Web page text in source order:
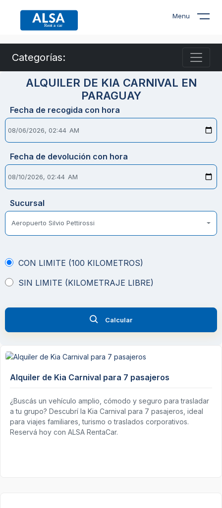
Menu
Categorías:
ALQUILER DE KIA CARNIVAL EN
PARAGUAY
Fecha de recogida con hora
Fecha de devolución con hora
Sucursal
Aeropuerto Silvio Pettirossi
CON LIMITE (100 KILOMETROS)
SIN LIMITE (KILOMETRAJE LIBRE)
Calcular
Alquiler de Kia Carnival para 7 pasajeros
¿Buscás un vehículo amplio, cómodo y seguro para trasladar
a tu grupo? Descubrí la Kia Carnival para 7 pasajeros, ideal
para viajes familiares, turismo o traslados corporativos.
Reservá hoy con ALSA RentaCar.